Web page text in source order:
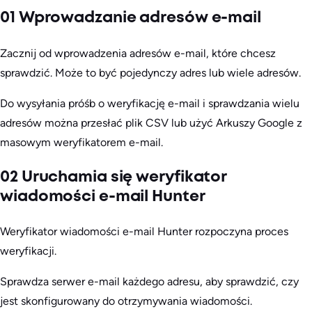
01 Wprowadzanie adresów e-mail
Zacznij od wprowadzenia adresów e-mail, które chcesz
sprawdzić. Może to być pojedynczy adres lub wiele adresów.
Do wysyłania próśb o weryfikację e-mail i sprawdzania wielu
adresów można przesłać plik CSV lub użyć Arkuszy Google z
masowym weryfikatorem e-mail.
02 Uruchamia się weryfikator
wiadomości e-mail Hunter
Weryfikator wiadomości e-mail Hunter rozpoczyna proces
weryfikacji.
Sprawdza serwer e-mail każdego adresu, aby sprawdzić, czy
jest skonfigurowany do otrzymywania wiadomości.